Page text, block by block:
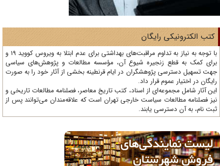
الکترونیکی رایگان
با توجه به نیاز به تداوم مراقبت‌های بهداشتی برای عدم ابتلا به ویروس کووید 19 و
کمک به قطع زنجیره شیوع آن، مؤسسه مطالعات و پژوهش‌های سیاسی
تسهیل دسترسی پژوهشگران در ایام قرنطینه بخشی از آثار خود را به صورت
در اختیار عموم قرار داد.
آثار شامل مجموعه‌ای از اسناد، کتب تاریخ معاصر، فصلنامه‌ مطالعات تاریخی و
فصلنامه مطالعات سیاست خارجی تهران است که علاقه‌مندان می‌توانند پس از
نام، به آن دسترسی یابند.